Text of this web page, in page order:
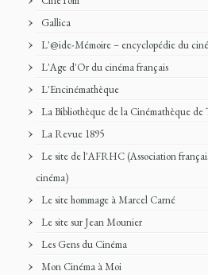
Gallica
L'@ide-Mémoire – encyclopédie du
L'Age d'Or du cinéma français
L'Encinémathèque
La Bibliothèque de la Cinémathèque de
La Revue 1895
Le site de l'AFRHC (Association
cinéma)
Le site hommage à Marcel Carné
Le site sur Jean Mounier
Les Gens du Cinéma
Mon Cinéma à Moi